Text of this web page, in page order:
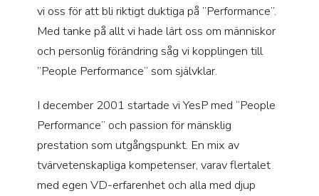
vi oss för att bli riktigt duktiga på ”Performance”.
Med tanke på allt vi hade lärt oss om människor
och personlig förändring såg vi kopplingen till
”People Performance” som självklar.
I december 2001 startade vi YesP med “People
Performance” och passion för mänsklig
prestation som utgångspunkt. En mix av
tvärvetenskapliga kompetenser, varav flertalet
med egen VD-erfarenhet och alla med djup